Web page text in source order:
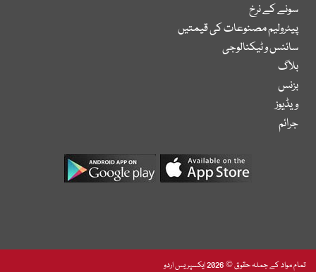
سونے کے نرخ
پیٹرولیم مصنوعات کی قیمتیں
سائنس و ٹیکنالوجی
بلاگ
بزنس
ویڈیوز
جرائم
تمام مواد کے جملہ حقوق © 2026 ایکسپریس اردو